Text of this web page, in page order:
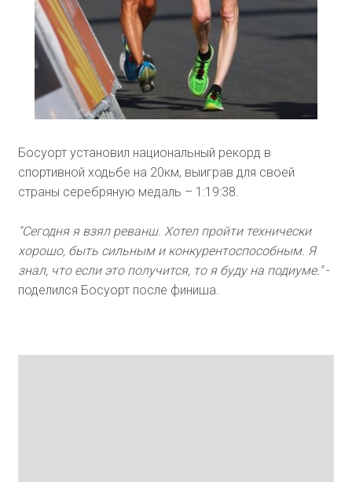
Босуорт установил национальный рекорд в
спортивной ходьбе на 20км, выиграв для своей
страны серебряную медаль – 1:19:38.
"Сегодня я взял реванш. Хотел пройти технически
хорошо, быть сильным и конкурентоспособным. Я
знал, что если это получится, то я буду на подиуме."-
поделился Босуорт после финиша.